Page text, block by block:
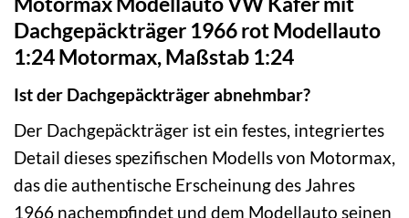
Dachgepäckträger 1966 rot Modellauto
1:24 Motormax, Maßstab 1:24
Ist der Dachgepäckträger abnehmbar?
Der Dachgepäckträger ist ein festes, integriertes
Detail dieses spezifischen Modells von Motormax,
das die authentische Erscheinung des Jahres
1966 nachempfindet und dem Modellauto seinen